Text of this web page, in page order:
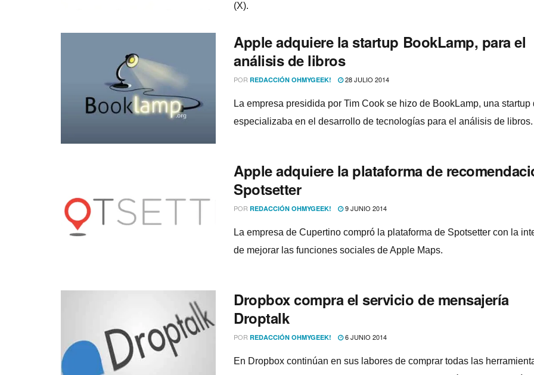
(X).
Apple adquiere la startup BookLamp, para el
análisis de libros
POR REDACCIÓN OHMYGEEK! 28 JULIO 2014
La empresa presidida por Tim Cook se hizo de BookLamp, una startup
especializaba en el desarrollo de tecnologí­as para el análisis de libros.
Apple adquiere la plataforma de
Spotsetter
POR REDACCIÓN OHMYGEEK! 9 JUNIO 2014
La empresa de Cupertino compró la plataforma de Spotsetter con la
de mejorar las funciones sociales de Apple Maps.
Dropbox compra el servicio de mensajerí­a
Droptalk
POR REDACCIÓN OHMYGEEK! 6 JUNIO 2014
En Dropbox continúan en sus labores de comprar todas las